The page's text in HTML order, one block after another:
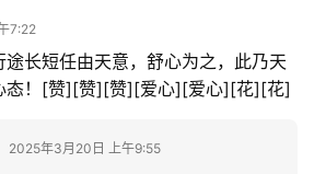
7:22
途长短任由天意，舒心为之，此乃天
态！[赞][赞][赞][爱心][爱心][花][花]
2025年3月20日 上午9:55